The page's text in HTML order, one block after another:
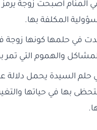
المنام أصبحت زوجة
المكلفة بها.
في حلمها كونها زوجة
والهموم التي تمر
حلم السيدة يحمل دلالة
بها في حياتها